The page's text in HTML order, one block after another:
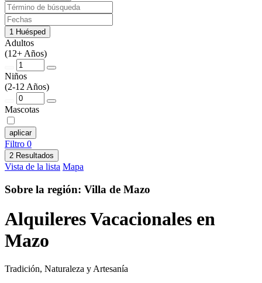
1 Huésped
Adultos
(12+ Años)
Niños
(2-12 Años)
Mascotas
aplicar
Filtro 0
2 Resultados
Vista de la lista Mapa
Sobre la región: Villa de Mazo
Alquileres Vacacionales en
Mazo
Tradición, Naturaleza y Artesanía